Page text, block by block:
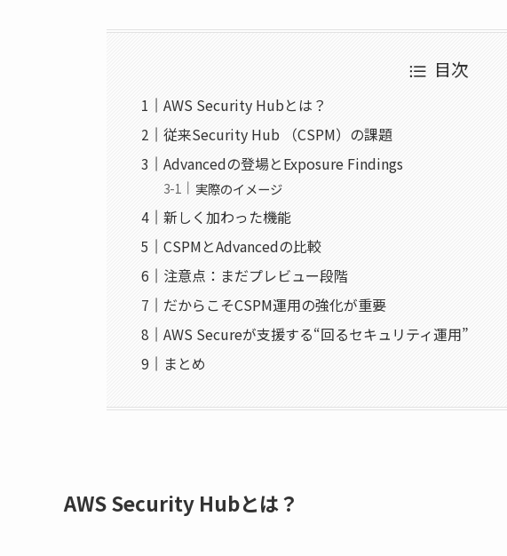
目次
AWS Security Hubとは？
従来Security Hub （CSPM）の課題
Advancedの登場とExposure Findings
実際のイメージ
新しく加わった機能
CSPMとAdvancedの比較
注意点：まだプレビュー段階
だからこそCSPM運用の強化が重要
AWS Secureが支援する“回るセキュリティ運用”
まとめ
AWS Security Hubとは？